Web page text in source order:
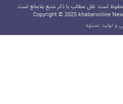
است. نقل مطالب با ذکر منبع بلامانع است.
Copyright © 2025 khabaronline
و تولید: نستوه